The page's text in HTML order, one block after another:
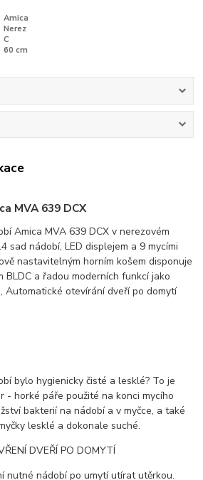
Amica
Nerez
C
60 cm
MVA 639 DCX
Amica MVA 639 DCX v nerezovém
sad nádobí, LED displejem a 9 mycími
nastavitelným horním košem disponuje
BLDC a řadou moderních funkcí jako
Automatické otevírání dveří po domytí
bylo hygienicky čisté a lesklé? To je
- horké páře použité na konci mycího
bakterií na nádobí a v myčce, a také
lesklé a dokonale suché.
DVEŘÍ PO DOMYTÍ
nutné nádobí po umytí utírat utěrkou.